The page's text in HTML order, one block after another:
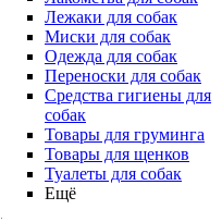
Лежаки для собак
Миски для собак
Одежда для собак
Переноски для собак
Средства гигиены для
собак
Товары для груминга
Товары для щенков
Туалеты для собак
Ещё